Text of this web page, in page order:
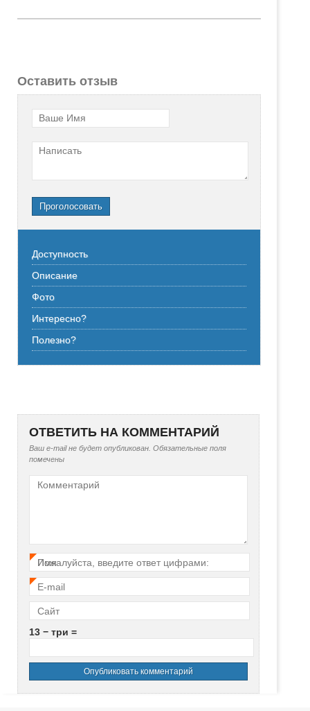
Оставить отзыв
Ваше Имя
Написать
Проголосовать
Доступность
Описание
Фото
Интересно?
Полезно?
ОТВЕТИТЬ НА КОММЕНТАРИЙ
Ваш e-mail не будет опубликован. Обязательные поля
помечены
Комментарий
Имя
E-mail
Сайт
Пожалуйста, введите ответ цифрами:
13 − три =